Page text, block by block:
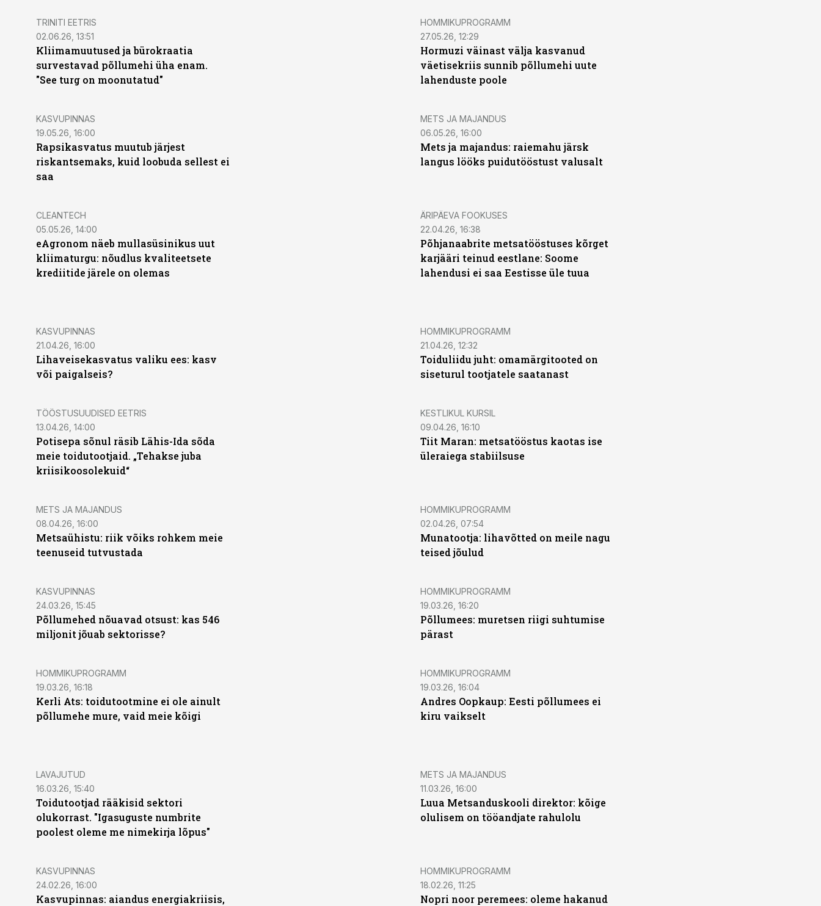
TRINITI EETRIS
02.06.26, 13:51
Kliimamuutused ja bürokraatia
survestavad põllumehi üha enam.
"See turg on moonutatud"
HOMMIKUPROGRAMM
27.05.26, 12:29
Hormuzi väinast välja kasvanud
väetisekriis sunnib põllumehi uute
lahenduste poole
KASVUPINNAS
19.05.26, 16:00
Rapsikasvatus muutub järjest
riskantsemaks, kuid loobuda sellest ei
saa
METS JA MAJANDUS
06.05.26, 16:00
Mets ja majandus: raiemahu järsk
langus lööks puidutööstust valusalt
CLEANTECH
05.05.26, 14:00
eAgronom näeb mullasüsinikus uut
kliimaturgu: nõudlus kvaliteetsete
krediitide järele on olemas
ÄRIPÄEVA FOOKUSES
22.04.26, 16:38
Põhjanaabrite metsatööstuses kõrget
karjääri teinud eestlane: Soome
lahendusi ei saa Eestisse üle tuua
KASVUPINNAS
21.04.26, 16:00
Lihaveisekasvatus valiku ees: kasv
või paigalseis?
HOMMIKUPROGRAMM
21.04.26, 12:32
Toiduliidu juht: omamärgitooted on
siseturul tootjatele saatanast
TÖÖSTUSUUDISED EETRIS
13.04.26, 14:00
Potisepa sõnul räsib Lähis-Ida sõda
meie toidutootjaid. „Tehakse juba
kriisikoosolekuid“
KESTLIKUL KURSIL
09.04.26, 16:10
Tiit Maran: metsatööstus kaotas ise
üleraiega stabiilsuse
METS JA MAJANDUS
08.04.26, 16:00
Metsaühistu: riik võiks rohkem meie
teenuseid tutvustada
HOMMIKUPROGRAMM
02.04.26, 07:54
Munatootja: lihavõtted on meile nagu
teised jõulud
KASVUPINNAS
24.03.26, 15:45
Põllumehed nõuavad otsust: kas 546
miljonit jõuab sektorisse?
HOMMIKUPROGRAMM
19.03.26, 16:20
Põllumees: muretsen riigi suhtumise
pärast
HOMMIKUPROGRAMM
19.03.26, 16:18
Kerli Ats: toidutootmine ei ole ainult
põllumehe mure, vaid meie kõigi
HOMMIKUPROGRAMM
19.03.26, 16:04
Andres Oopkaup: Eesti põllumees ei
kiru vaikselt
LAVAJUTUD
16.03.26, 15:40
Toidutootjad rääkisid sektori
olukorrast. "Igasuguste numbrite
poolest oleme me nimekirja lõpus"
METS JA MAJANDUS
11.03.26, 16:00
Luua Metsanduskooli direktor: kõige
olulisem on tööandjate rahulolu
KASVUPINNAS
24.02.26, 16:00
Kasvupinnas: aiandus energiakriisis,
HOMMIKUPROGRAMM
18.02.26, 11:25
Nopri noor peremees: oleme hakanud